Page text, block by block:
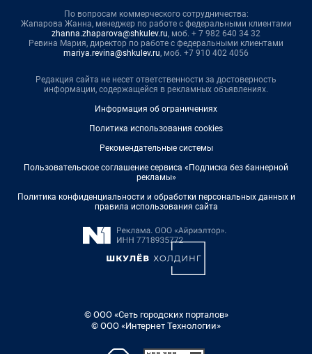
По вопросам коммерческого сотрудничества:
Жапарова Жанна, менеджер по работе с федеральными клиентами
zhanna.zhaparova@shkulev.ru, моб. + 7 982 640 34 32
Ревина Мария, директор по работе с федеральными клиентами
mariya.revina@shkulev.ru, моб. +7 910 402 4056
Редакция сайта не несет ответственности за достоверность
информации, содержащейся в рекламных объявлениях.
Информация об ограничениях
Политика использования cookies
Рекомендательные системы
Пользовательское соглашение сервиса «Подписка без баннерной
рекламы»
Политика конфиденциальности и обработки персональных данных и
правила использования сайта
© ООО «Сеть городских порталов»
© ООО «Интернет Технологии»